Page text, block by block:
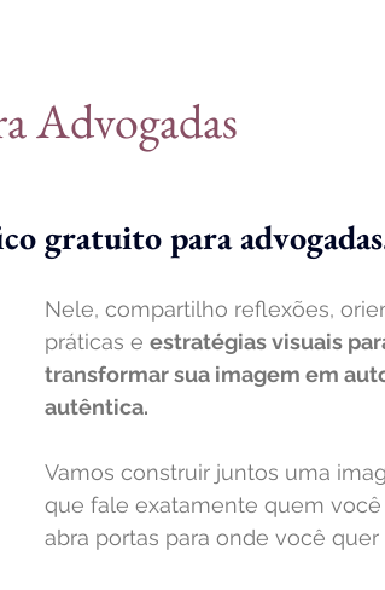
Advogadas
gratuito para
Nele, compartilho reflexões,
práticas e estratégias visuais
transformar sua imagem em
autêntica.
Vamos construir juntos uma
que fale exatamente quem você
abra portas para onde você quer